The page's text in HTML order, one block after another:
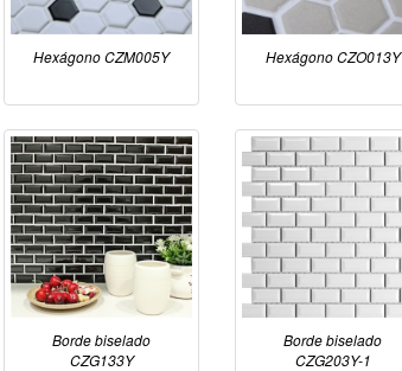
Hexágono CZM005Y Hexágono CZO013Y
Borde biselado
CZG133Y
Borde biselado
CZG203Y-1